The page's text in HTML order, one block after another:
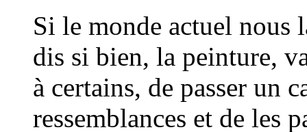
Si le monde actuel nous
dis si bien, la peinture,
à certains, de passer un
ressemblances et de les